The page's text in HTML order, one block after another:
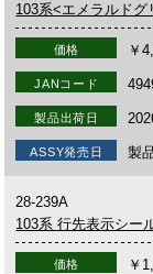
103系<エメラルドグ
価格 ￥
JANコード
製品出荷日
ASSY発売日 製
28-239A
103系 行先表示シー
価格 ￥